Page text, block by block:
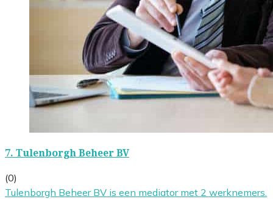
7. Tulenborgh Beheer BV
(0)
Tulenborgh Beheer BV is een mediator met 2 werknemers.